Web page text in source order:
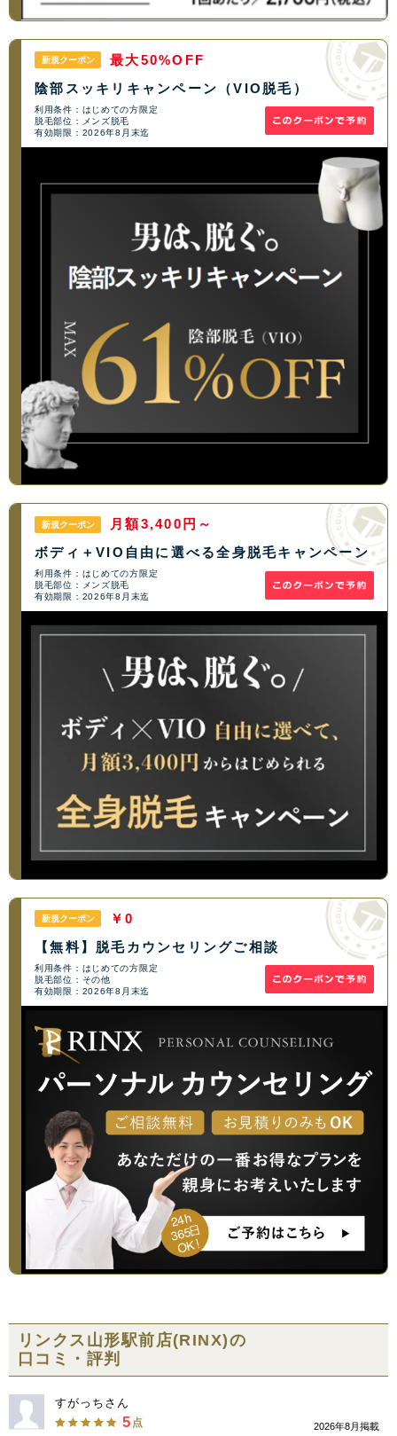
新規クーポン
最大50%OFF
陰部スッキリキャンペーン（VIO脱毛）
利用条件：はじめての方限定
脱毛部位：メンズ脱毛
有効期限：2026年8月末迄
新規クーポン
月額3,400円～
ボディ＋VIO自由に選べる全身脱毛キャンペーン
利用条件：はじめての方限定
脱毛部位：メンズ脱毛
有効期限：2026年8月末迄
新規クーポン
￥0
【無料】脱毛カウンセリングご相談
利用条件：はじめての方限定
脱毛部位：その他
有効期限：2026年8月末迄
リンクス山形駅前店(RINX)の
口コミ・評判
すがっちさん
5 点 2026年8月掲載